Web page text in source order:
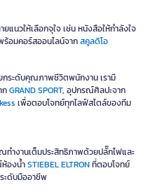
ยแนวให้เลือกจุใจ เช่น หนังสือให้กำลังใจ
ร้อมคอร์สออนไลน์จากสคูลดิโอ
กระดับคุณภาพชีวิตพนักงาน เรามี
กGRAND SPORT, อุปกรณ์ศิลปะจาก
เพื่อตอบโจทย์ทุกไลฟ์สไตล์ของทีม
ทำงานเต็มประสิทธิภาพด้วยปลั๊กไฟและ
องน้ำSTIEBEL ELTRONที่ตอบโจทย์
ะดับมืออาชีพ